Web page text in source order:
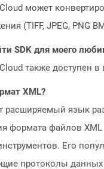
может
(TIFF, JPEG, PNG
SDK для моего
также доступен
XML?
расширяемый язык
формата файлов
Его
протоколы данных